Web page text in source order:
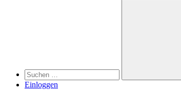
Einloggen